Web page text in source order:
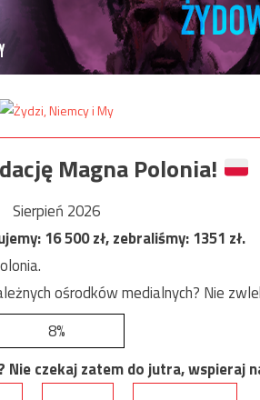
Magna Polonia!
Sierpień 2026
16 500zł, zebraliśmy:1351 zł.
ośrodków medialnych? Nie
8%
czekaj zatem do jutra, wspieraj